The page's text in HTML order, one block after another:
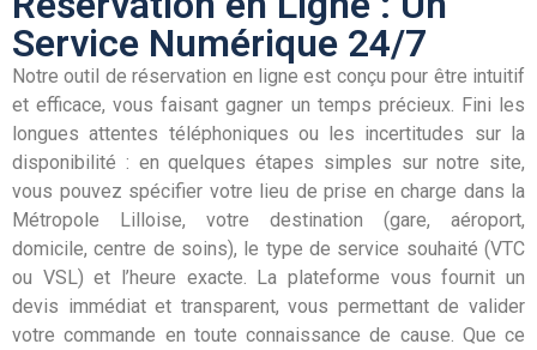
Service Numérique 24/7
Notre outil de réservation en ligne est conçu pour être intuitif
et efficace, vous faisant gagner un temps précieux. Fini les
longues attentes téléphoniques ou les incertitudes sur la
disponibilité : en quelques étapes simples sur notre site,
vous pouvez spécifier votre lieu de prise en charge dans la
Métropole Lilloise, votre destination (gare, aéroport,
domicile, centre de soins), le type de service souhaité (VTC
ou VSL) et l’heure exacte. La plateforme vous fournit un
devis immédiat et transparent, vous permettant de valider
votre commande en toute connaissance de cause. Que ce